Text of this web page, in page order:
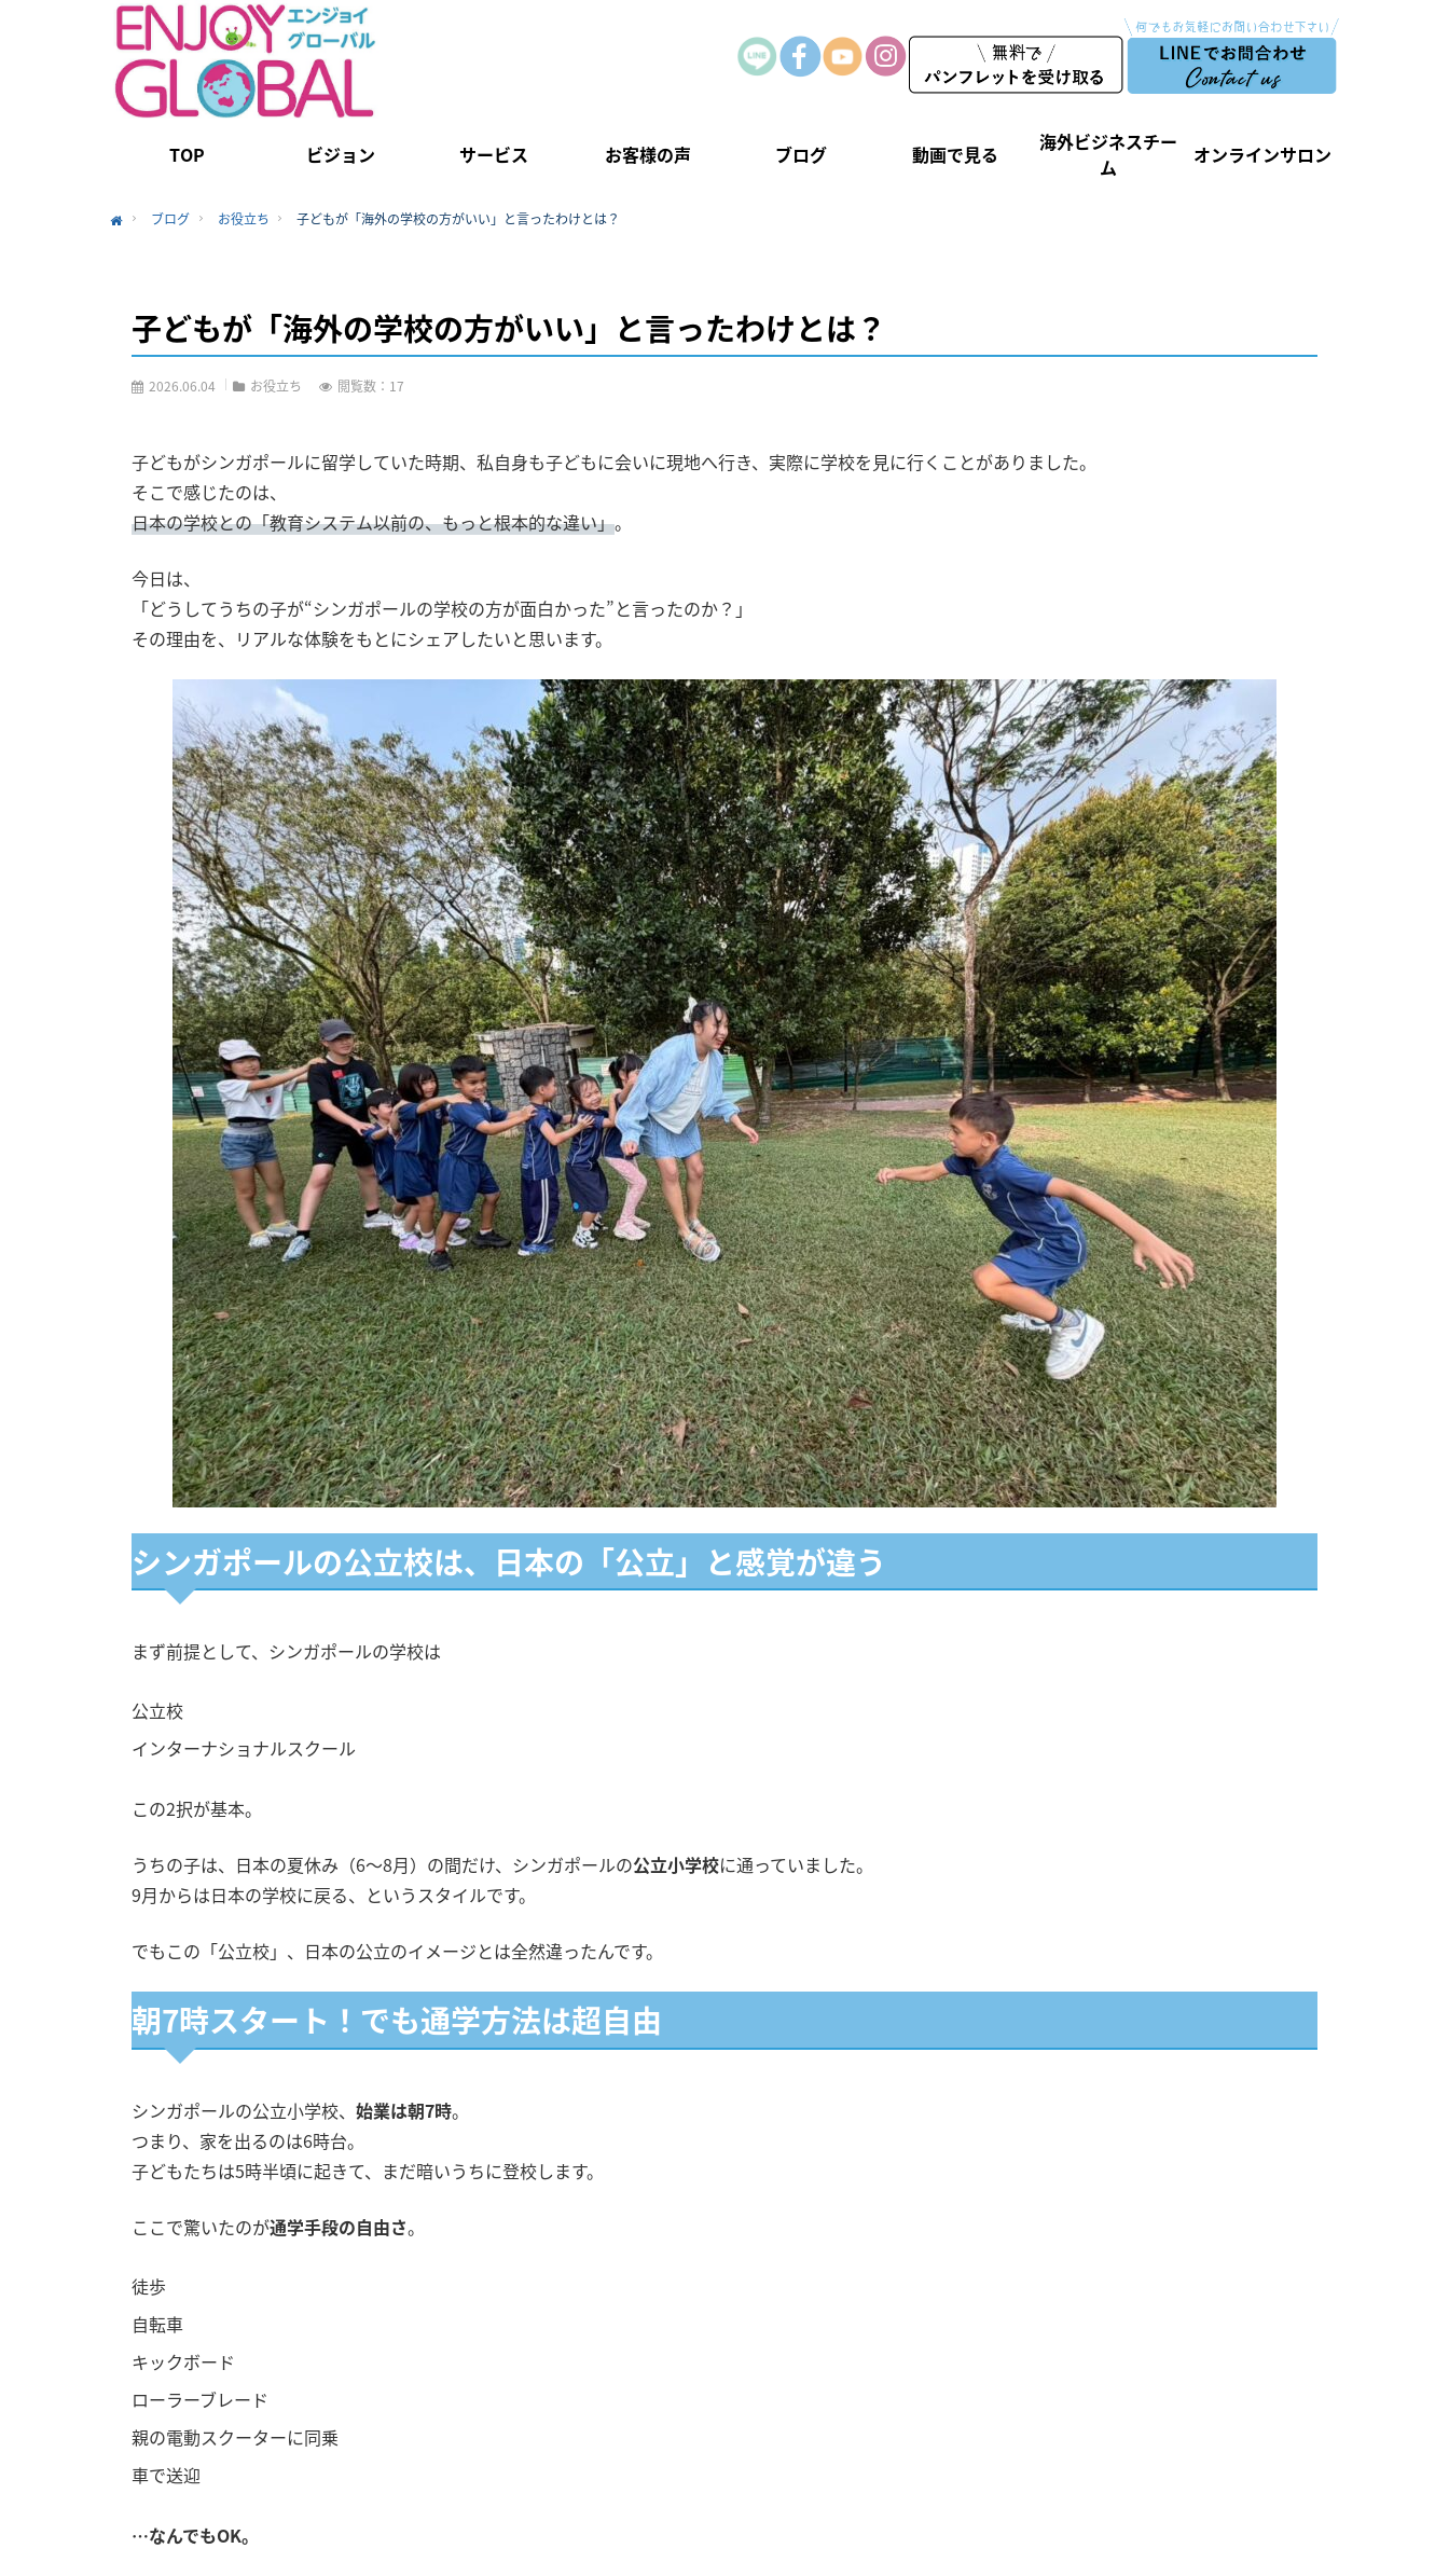
TOP ビジョン サービス お客様の声 ブログ 動画で見る
海外ビジネスチー
ム
オンラインサロン
ブログ お役立ち 子どもが「海外の学校の方がいい」と言ったわけとは？
子どもが「海外の学校の方がいい」と言ったわけとは？
2026.06.04 お役立ち 閲覧数：17
子どもがシンガポールに留学していた時期、私自身も子どもに会いに現地へ行き、実際に学校を見に行くことがありました。
そこで感じたのは、
日本の学校との「教育システム以前の、もっと根本的な違い」。
今日は、
「どうしてうちの子が“シンガポールの学校の方が面白かった”と言ったのか？」
その理由を、リアルな体験をもとにシェアしたいと思います。
シンガポールの公立校は、日本の「公立」と感覚が違う
まず前提として、シンガポールの学校は
公立校
インターナショナルスクール
この2択が基本。
うちの子は、日本の夏休み（6〜8月）の間だけ、シンガポールの公立小学校に通っていました。
9月からは日本の学校に戻る、というスタイルです。
でもこの「公立校」、日本の公立のイメージとは全然違ったんです。
朝7時スタート！でも通学方法は超自由
シンガポールの公立小学校、 始業は朝7時。
つまり、家を出るのは6時台。
子どもたちは5時半頃に起きて、まだ暗いうちに登校します。
ここで驚いたのが通学手段の自由さ。
徒歩
自転車
キックボード
ローラーブレード
親の電動スクーターに同乗
車で送迎
…なんでもOK。